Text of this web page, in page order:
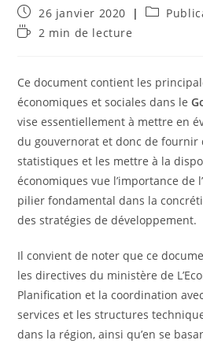
Publication
publiée :
26 janvier 2020
Post
Temps2 min de lecture
Ce document contient les
économiques et sociales dans le
vise essentiellement à mettre en
du gouvernorat et donc de fournir
statistiques et les mettre à la
économiques vue l’importance de
pilier fondamental dans la
des stratégies de développement.
Il convient de noter que ce
les directives du ministère de
Planification et la coordination
services et les structures
dans la région, ainsi qu’en se